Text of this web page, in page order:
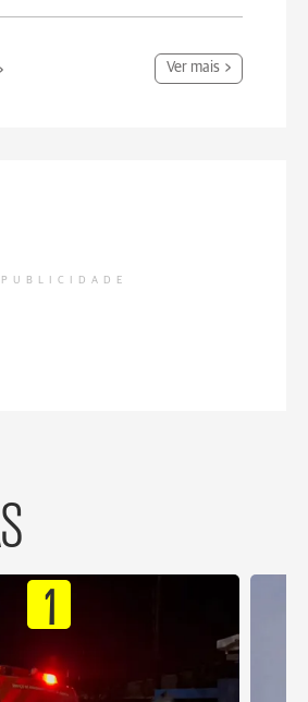
Ver mais
PUBLICIDADE
1